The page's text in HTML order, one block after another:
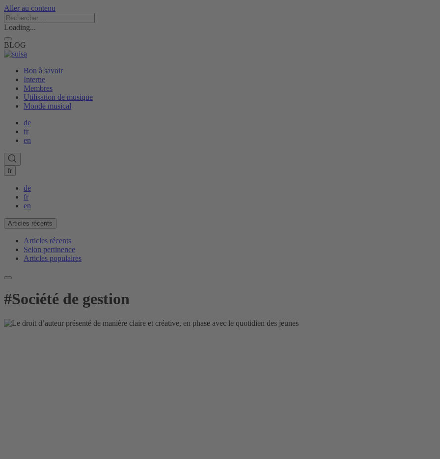
Aller au contenu
Loading...
BLOG
Bon à savoir
Interne
Membres
Utilisation de musique
Monde musical
de
fr
en
fr
de
fr
en
Articles récents
Articles récents
Selon pertinence
Articles populaires
#Société de gestion